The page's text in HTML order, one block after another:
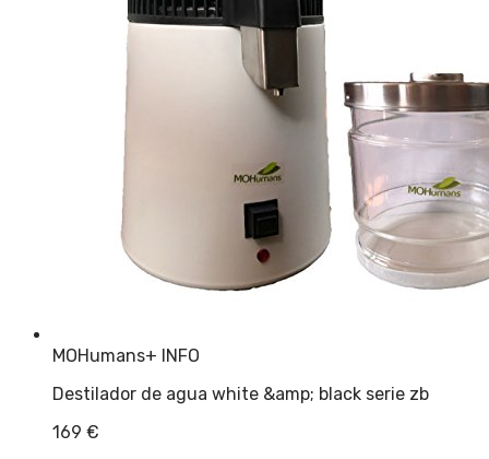
MOHumans+ INFO
Destilador de agua white &amp; black serie zb
169 €